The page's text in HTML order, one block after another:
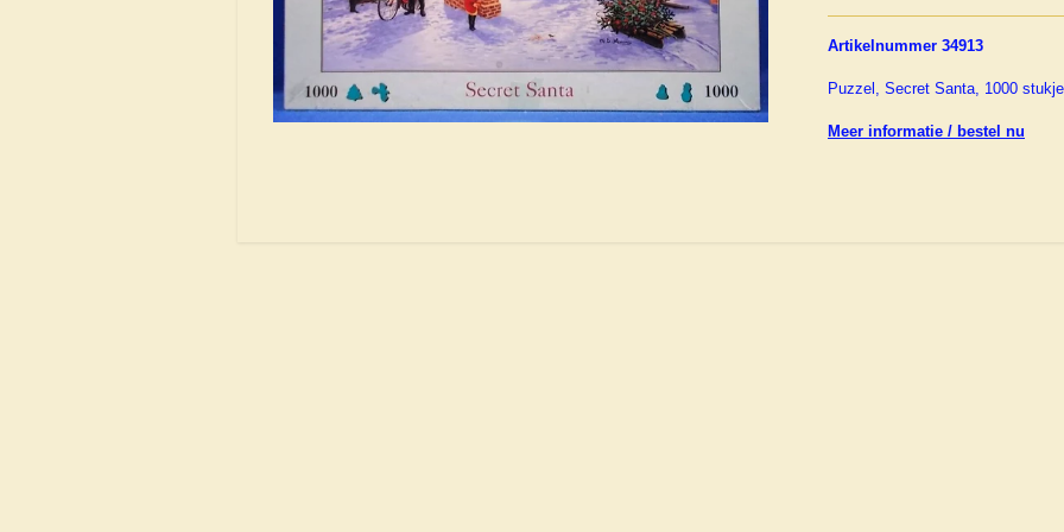
Artikelnummer 34913
Puzzel, Secret Santa, 1000
Meer informatie / bestel nu